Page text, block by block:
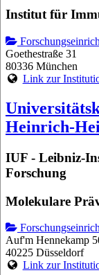
Institut für
Goethestraße 31
80336 München
Link zur
Heinrich-
IUF - Leibniz-
Forschung
Molekulare
Auf'm Hennekamp
40225 Düsseldorf
Link zur